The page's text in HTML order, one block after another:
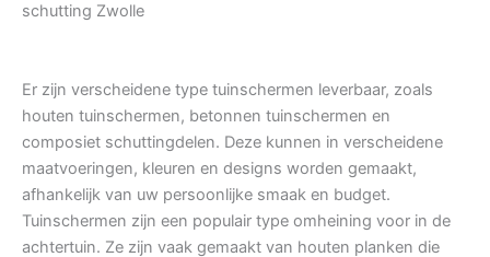
schutting Zwolle
Er zijn verscheidene type tuinschermen leverbaar, zoals
houten tuinschermen, betonnen tuinschermen en
composiet schuttingdelen. Deze kunnen in verscheidene
maatvoeringen, kleuren en designs worden gemaakt,
afhankelijk van uw persoonlijke smaak en budget.
Tuinschermen zijn een populair type omheining voor in de
achtertuin. Ze zijn vaak gemaakt van houten planken die